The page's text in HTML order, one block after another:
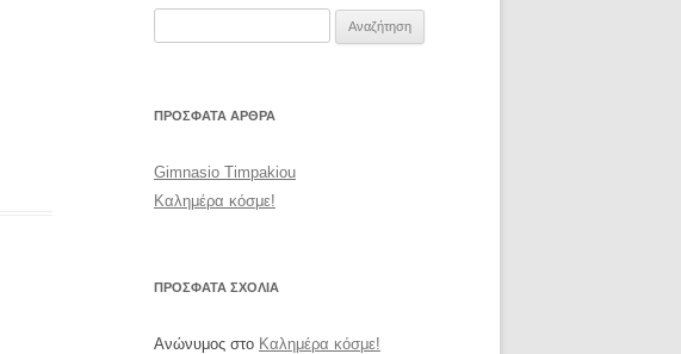
ΠΡΌΣΦΑΤΑ ΆΡΘΡΑ
Gimnasio Timpakiou
Καλημέρα κόσμε!
ΠΡΌΣΦΑΤΑ ΣΧΌΛΙΑ
Ανώνυμος στο Καλημέρα κόσμε!